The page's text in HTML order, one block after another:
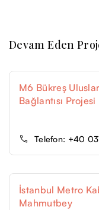
Devam Eden
M6 Bükreş
Bağlantısı Projesi
Telefon: +40
İstanbul Metro
Mahmutbey